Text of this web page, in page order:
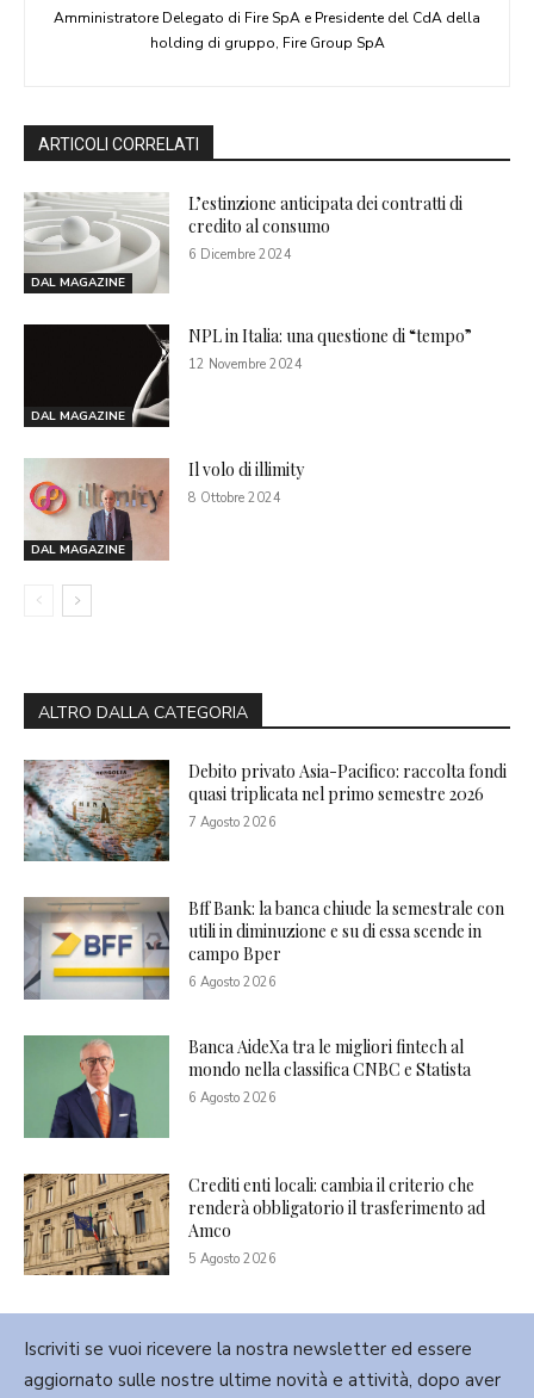
Amministratore Delegato di Fire SpA e Presidente del CdA della
holding di gruppo, Fire Group SpA
ARTICOLI CORRELATI
DAL MAGAZINE
L’estinzione anticipata dei contratti di
credito al consumo
6 Dicembre 2024
DAL MAGAZINE
NPL in Italia: una questione di “tempo”
12 Novembre 2024
DAL MAGAZINE
Il volo di illimity
8 Ottobre 2024
ALTRO DALLA CATEGORIA
Debito privato Asia-Pacifico: raccolta fondi
quasi triplicata nel primo semestre 2026
7 Agosto 2026
Bff Bank: la banca chiude la semestrale con
utili in diminuzione e su di essa scende in
campo Bper
6 Agosto 2026
Banca AideXa tra le migliori fintech al
mondo nella classifica CNBC e Statista
6 Agosto 2026
Crediti enti locali: cambia il criterio che
renderà obbligatorio il trasferimento ad
Amco
5 Agosto 2026
Iscriviti se vuoi ricevere la nostra newsletter ed essere
aggiornato sulle nostre ultime novità e attività, dopo aver